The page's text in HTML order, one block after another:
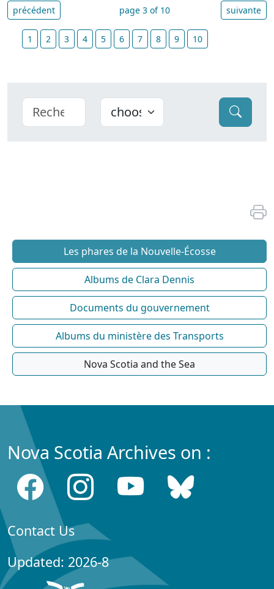
précédent page 3 of 10 suivante
1 2 3 4 5 6 7 8 9 10
Les phares de la Nouvelle-Écosse
Albums de Clara Dennis
Documents du gouvernement
Albums du ministère des Transports
Nova Scotia and the Sea
Nova Scotia Archives on :
Contact Us
Updated: 2026-8